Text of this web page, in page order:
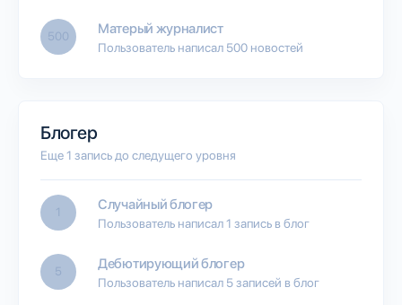
500 Матерый журналист
Пользователь написал 500 новостей
Блогер
Еще 1 запись до следущего уровня
1 Случайный блогер
Пользователь написал 1 запись в блог
5 Дебютирующий блогер
Пользователь написал 5 записей в блог